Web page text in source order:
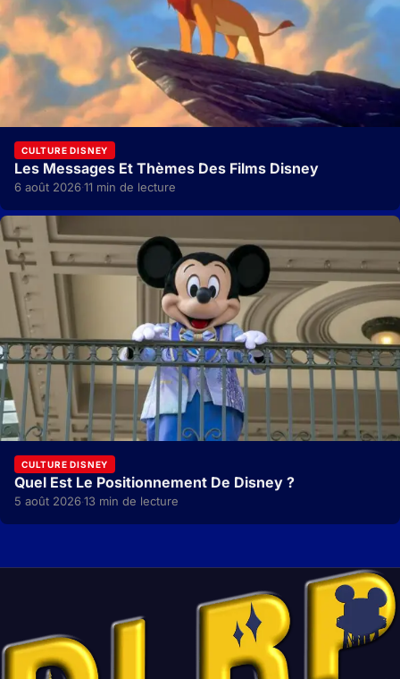
CULTURE DISNEY
Les Messages Et Thèmes Des Films Disney
6 août 2026·11 min de lecture
CULTURE DISNEY
Quel Est Le Positionnement De Disney ?
5 août 2026·13 min de lecture